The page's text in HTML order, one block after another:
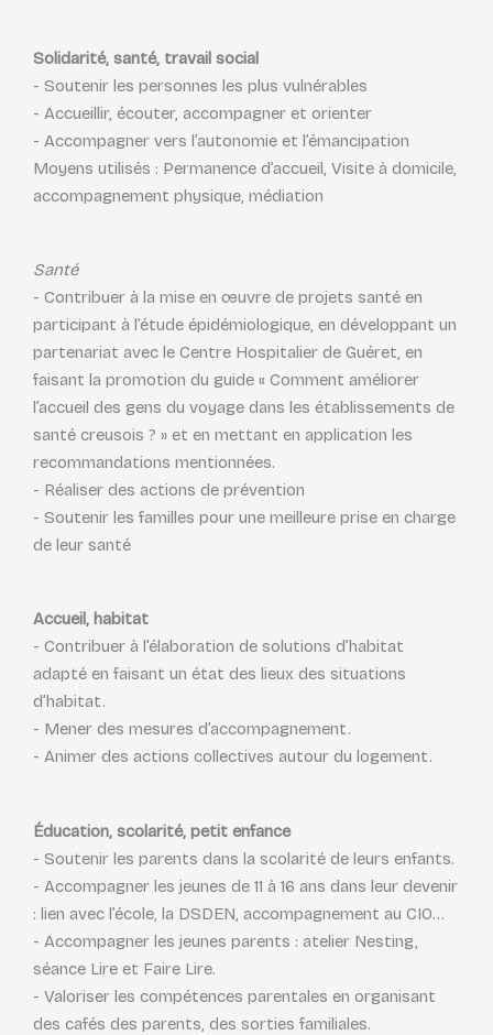
Solidarité, santé, travail social
- Soutenir les personnes les plus vulnérables
- Accueillir, écouter, accompagner et orienter
- Accompagner vers l’autonomie et l’émancipation
Moyens utilisés : Permanence d’accueil, Visite à domicile,
accompagnement physique, médiation
Santé
- Contribuer à la mise en œuvre de projets santé en
participant à l’étude épidémiologique, en développant un
partenariat avec le Centre Hospitalier de Guéret, en
faisant la promotion du guide « Comment améliorer
l’accueil des gens du voyage dans les établissements de
santé creusois ? » et en mettant en application les
recommandations mentionnées.
- Réaliser des actions de prévention
- Soutenir les familles pour une meilleure prise en charge
de leur santé
Accueil, habitat
- Contribuer à l’élaboration de solutions d’habitat
adapté en faisant un état des lieux des situations
d’habitat.
- Mener des mesures d’accompagnement.
- Animer des actions collectives autour du logement.
Éducation, scolarité, petit enfance
- Soutenir les parents dans la scolarité de leurs enfants.
- Accompagner les jeunes de 11 à 16 ans dans leur devenir
: lien avec l’école, la DSDEN, accompagnement au CIO…
- Accompagner les jeunes parents : atelier Nesting,
séance Lire et Faire Lire.
- Valoriser les compétences parentales en organisant
des cafés des parents, des sorties familiales.